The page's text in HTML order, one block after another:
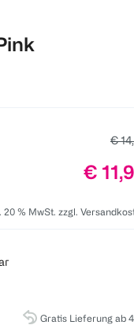
€
Preis:
€
20 % MwSt. zzgl.
Gratis Lieferung ab